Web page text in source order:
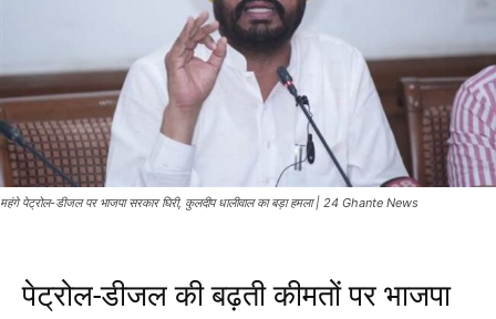
महंगे पेट्रोल-डीजल पर भाजपा सरकार घिरी, कुलदीप धालीवाल का बड़ा हमला | 24 Ghante News
पेट्रोल-डीजल की बढ़ती कीमतों पर भाजपा